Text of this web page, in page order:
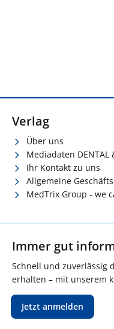
Verlag
Über uns
Mediadaten DENTAL
Ihr Kontakt zu uns
Allgemeine
MedTrix Group - we
Immer gut
Schnell und zuverlässig
erhalten – mit unserem
Jetzt anmelden